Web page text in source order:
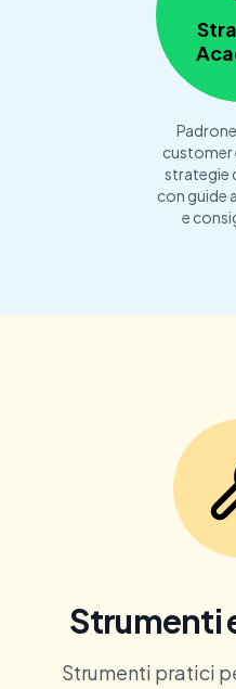
customer
strategie
con guide
e
Strumenti
Strumenti pratici